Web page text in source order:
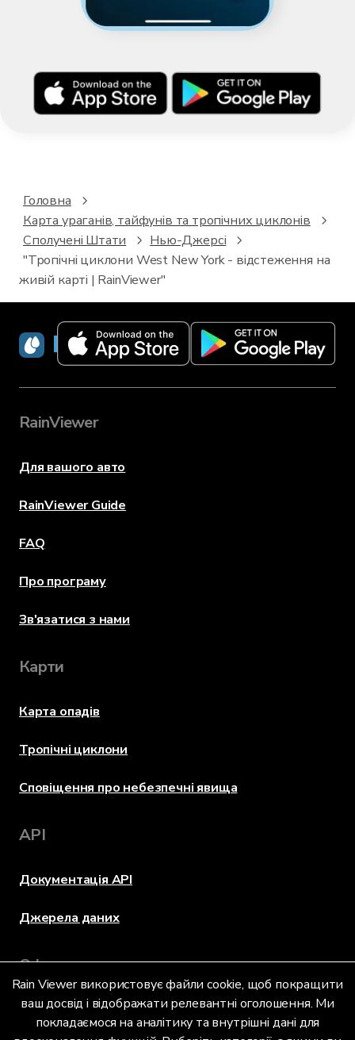
Rain Viewer використовує файли cookie, щоб покращити
ваш досвід і відображати релевантні оголошення. Ми
покладаємося на аналітику та внутрішні дані для
Головна
Карта ураганів, тайфунів та тропічних циклонів
Сполучені Штати
Нью-Джерсі
"Тропічні циклони West New York - відстеження на
живій карті | RainViewer"
RainViewer
RainViewer
Для вашого авто
RainViewer Guide
FAQ
Про програму
Зв'язатися з нами
Карти
Карта опадів
Тропічні циклони
Сповіщення про небезпечні явища
API
Документація API
Джерела даних
Оформлення
Мова